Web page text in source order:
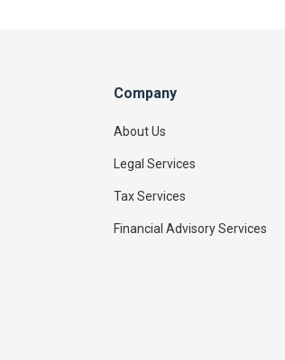
Company
About Us
Legal Services
Tax Services
Financial Advisory Services